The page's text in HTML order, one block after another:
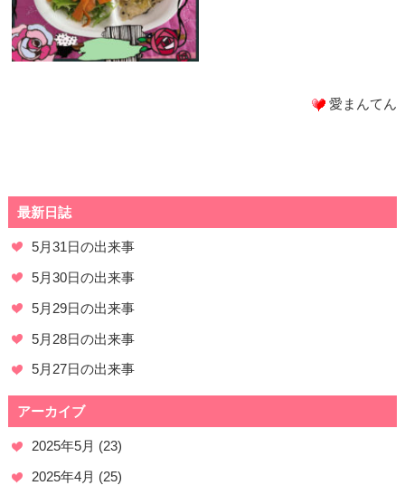
愛まんてん
最新日誌
5月31日の出来事
5月30日の出来事
5月29日の出来事
5月28日の出来事
5月27日の出来事
アーカイブ
2025年5月 (23)
2025年4月 (25)